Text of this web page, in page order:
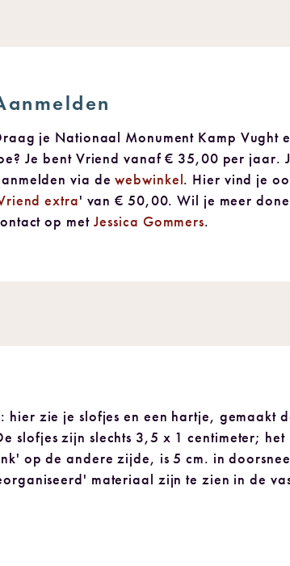
je Nationaal Monument Kamp Vught
Je bent Vriend vanaf € 35,00 per jaar.
via de webwinkel. Hier vind je
extra' van € 50,00. Wil je meer
op met Jessica Gommers.
hier zie je slofjes en een hartje, gemaakt
slofjes zijn slechts 3,5 x 1 centimeter; het
op de andere zijde, is 5 cm. in
materiaal zijn te zien in de